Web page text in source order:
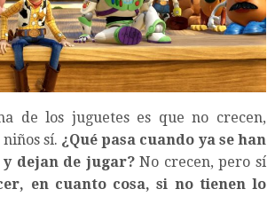
de los juguetes es que no crecen,
sí. ¿Qué pasa cuando ya se han
y dejan de jugar?No crecen, pero sí
en cuanto cosa, si no tienen lo